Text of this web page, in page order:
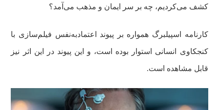
کشف می‌کردیم، چه بر سر ایمان و مذهب می‌آمد؟
کارنامه اسپیلبرگ همواره بر پیوند اعتمادبه‌نفس فیلم‌سازی با
کنجکاوی انسانی استوار بوده است، و این پیوند در این اثر نیز
قابل مشاهده است.